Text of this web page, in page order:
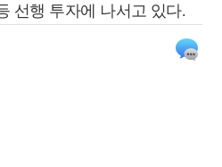
선행 투자에 나서고 있다.